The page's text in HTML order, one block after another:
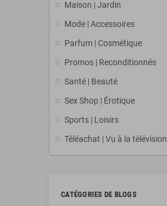
Maison | Jardin
Mode | Accessoires
Parfum | Cosmétique
Promos | Reconditionnés
Santé | Beauté
Sex Shop | Érotique
Sports | Loisirs
Téléachat | Vu à la télévision
CATÉGORIES DE BLOGS